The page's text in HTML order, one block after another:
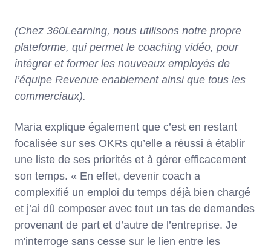
(Chez 360Learning, nous utilisons notre propre
plateforme, qui permet le coaching vidéo, pour
intégrer et former les nouveaux employés de
l’équipe Revenue enablement ainsi que tous les
commerciaux).
Maria explique également que c’est en restant
focalisée sur ses OKRs qu’elle a réussi à établir
une liste de ses priorités et à gérer efficacement
son temps. « En effet, devenir coach a
complexifié un emploi du temps déjà bien chargé
et j’ai dû composer avec tout un tas de demandes
provenant de part et d’autre de l’entreprise. Je
m'interroge sans cesse sur le lien entre les